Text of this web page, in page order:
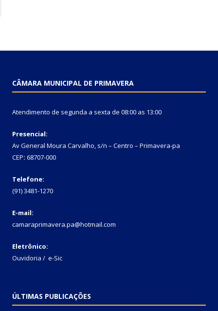
CÂMARA MUNICIPAL DE PRIMAVERA
Atendimento de segunda a sexta de 08:00 as 13:00
Presencial:
Av General Moura Carvalho, s/n – Centro – Primavera-pa
CEP: 68707-000
Telefone:
(91) 3481-1270
E-mail:
camaraprimavera.pa@hotmail.com
Eletrônico:
Ouvidoria / e-Sic
ÚLTIMAS PUBLICAÇÕES